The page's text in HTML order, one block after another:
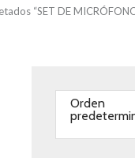
“SET DE
Orden